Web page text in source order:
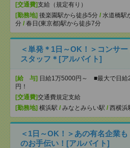
[交通費]支給（規定有り）
[勤務地] 後楽園駅から徒歩5分 / 水道橋駅
分 / 春日(東京都)駅から徒歩7分
＜単発＊1日～OK！＞コンサ
スタッフ＊[アルバイト]
[給 与] 日給1万5000円～ ■最大で日給
円！
[交通費]交通費規定支給
[勤務地] 横浜駅 / みなとみらい駅 / 西横浜
＜1日～OK！＞あの有名企業
のお手伝い！[アルバイト]